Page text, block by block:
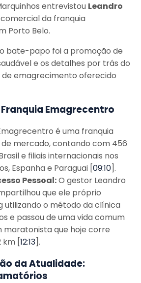
entrevistou Leandro
da franquia
Porto Belo.
bate-papo foi a promoção de
e os detalhes por trás do
emagrecimento oferecido
Emagrecentro
é uma franquia
de mercado, contando com 456
e filiais internacionais nos
Espanha e Paraguai [09:10].
Pessoal:O gestor Leandro
que ele próprio
utilizando o método da clínica
e passou de uma vida comum
maratonista que hoje corre
km [12:13].
da Atualidade: